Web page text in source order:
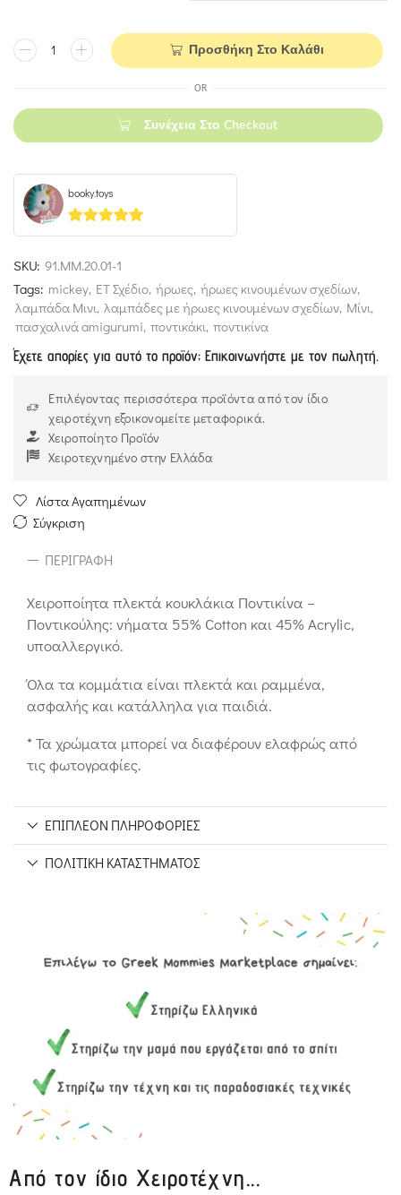
Προσθήκη Στο Καλάθι
OR
Συνέχεια Στο Checkout
booky.toys
5out of 5
SKU: 91.MM.20.01-1
Tags: mickey, ΕΤ Σχέδιο, ήρωες, ήρωες κινουμένων σχεδίων,
λαμπάδα Μινι, λαμπάδες με ήρωες κινουμένων σχεδίων, Μίνι,
πασχαλινά amigurumi, ποντικάκι, ποντικίνα
Έχετε απορίες για αυτό το προϊόν; Επικοινωνήστε με τον πωλητή.
Επιλέγοντας περισσότερα προϊόντα από τον ίδιο
χειροτέχνη εξοικονομείτε μεταφορικά.
Χειροποίητο Προϊόν
Χειροτεχνημένο στην Ελλάδα
Λίστα Αγαπημένων
Σύγκριση
ΠΕΡΙΓΡΑΦΉ
Χειροποίητα πλεκτά κουκλάκια Ποντικίνα –
Ποντικούλης: νήματα 55% Cotton και 45% Acrylic,
υποαλλεργικό.
Όλα τα κομμάτια είναι πλεκτά και ραμμένα,
ασφαλής και κατάλληλα για παιδιά.
* Τα χρώματα μπορεί να διαφέρουν ελαφρώς από
τις φωτογραφίες.
ΕΠΙΠΛΈΟΝ ΠΛΗΡΟΦΟΡΊΕΣ
ΠΟΛΙΤΙΚΉ ΚΑΤΑΣΤΉΜΑΤΟΣ
Από τον ίδιο Χειροτέχνη...